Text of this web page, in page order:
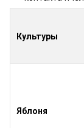
Культуры
Яблоня